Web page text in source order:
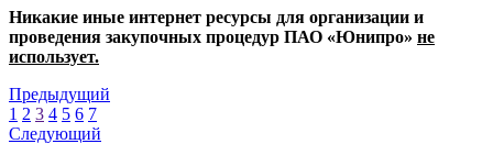
Никакие иные интернет ресурсы для организации и
проведения закупочных процедур ПАО «Юнипро» не
использует.
Предыдущий
1 2 3 4 5 6 7
Следующий